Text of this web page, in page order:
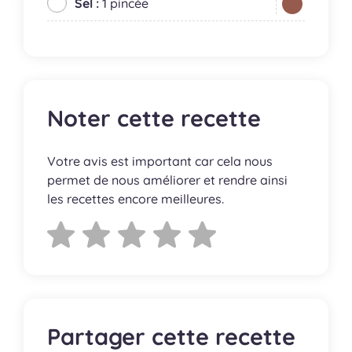
Noter cette recette
Votre avis est important car cela nous
permet de nous améliorer et rendre ainsi
les recettes encore meilleures.
Partager cette recette